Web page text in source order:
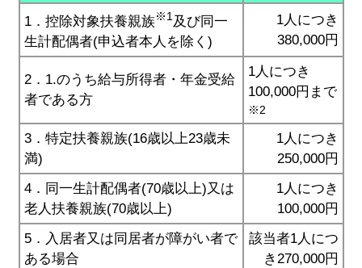
1．控除対象扶養親族※1及び同一
生計配偶者(申込者本人を除く)
1人につき
380,000円
2．1.のうち給与所得者・年金受給
者である方
1人につき
100,000円まで
※2
3．特定扶養親族(16歳以上23歳未
満)
1人につき
250,000円
4．同一生計配偶者(70歳以上)又は
老人扶養親族(70歳以上)
1人につき
100,000円
5．入居者又は同居者が障がい者で
ある場合
該当者1人につ
き270,000円